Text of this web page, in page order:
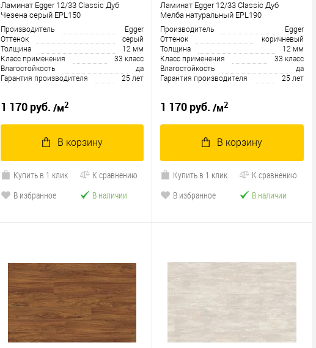
Ламинат Egger 12/33 Classic Дуб
Чезена серый EPL150
Производитель
Egger
Оттенок
серый
Толщина
12 мм
Класс применения
33 класс
Влагостойкость
да
Гарантия производителя
25 лет
1 170 руб. /м2
В корзину
Купить в 1 клик
К сравнению
В избранное
В наличии
Ламинат Egger 12/33 Classic Дуб
Мелба натуральный EPL190
Производитель
Egger
Оттенок
коричневый
Толщина
12 мм
Класс применения
33 класс
Влагостойкость
да
Гарантия производителя
25 лет
1 170 руб. /м2
В корзину
Купить в 1 клик
К сравнению
В избранное
В наличии